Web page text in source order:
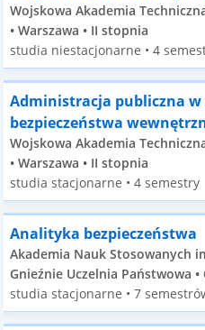
Wojskowa Akademia
• Warszawa • II stopnia
studia niestacjonarne • 4
Administracja publiczna w
bezpieczeństwa
Wojskowa Akademia
• Warszawa • II stopnia
studia stacjonarne • 4 semestry
Analityka bezpieczeństwa
Akademia Nauk Stosowanych
Gnieźnie Uczelnia Państwowa
studia stacjonarne • 7